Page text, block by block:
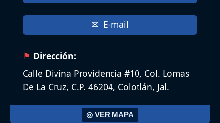
E-mail
Dirección:
Calle Divina Providencia #10, Col. Lomas
De La Cruz, C.P. 46204, Colotlán, Jal.
◎ VER MAPA